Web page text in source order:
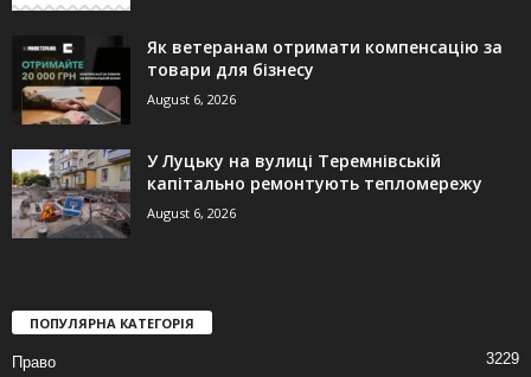
Як ветеранам отримати компенсацію за
товари для бізнесу
August 6, 2026
У Луцьку на вулиці Теремнівській
капітально ремонтують тепломережу
August 6, 2026
ПОПУЛЯРНА КАТЕГОРІЯ
Право 3229